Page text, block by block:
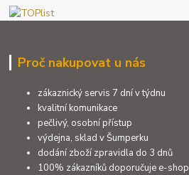
Proč nakupovat u nás
zákaznický servis 7 dní v týdnu
kvalitní komunikace
pečlivý, osobní přístup
výdejna, sklad v Šumperku
dodání zboží zpravidla do 3 dnů
100% zákazníků doporučuje e-shop